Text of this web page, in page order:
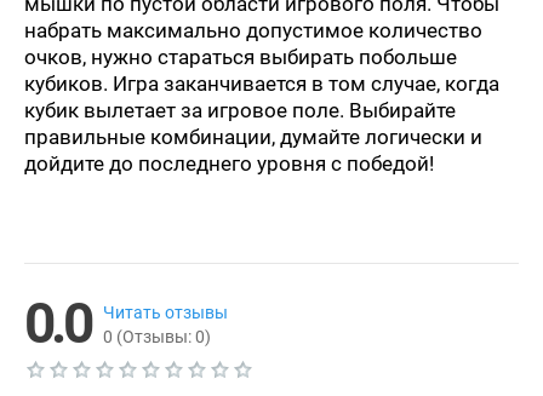
набрать максимально допустимое количество
очков, нужно стараться выбирать побольше
кубиков. Игра заканчивается в том случае, когда
кубик вылетает за игровое поле. Выбирайте
правильные комбинации, думайте логически и
дойдите до последнего уровня с победой!
0.0
Читать отзывы
0 (Отзывы:0)